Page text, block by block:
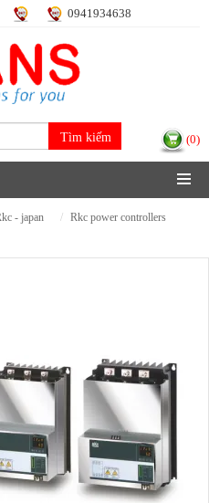
0941934638
(0)
rkc - japan rkc power controllers